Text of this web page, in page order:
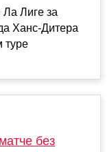
Ла Лиге за
Ханс-Дитера
туре
без